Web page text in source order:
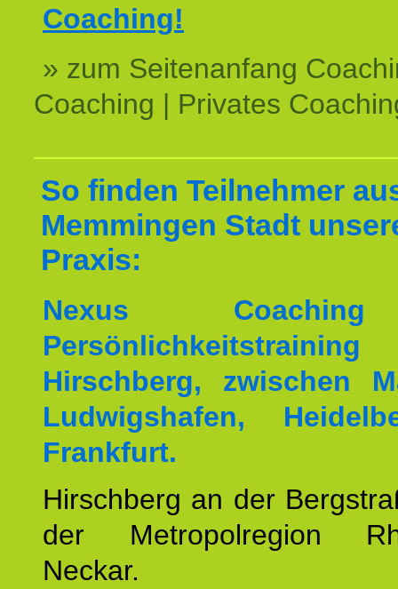
Coaching!
» zum Seitenanfang
Coaching | Privates
So finden Teilnehmer
Memmingen Stadt
Praxis:
Nexus
Hirschberg, zwischen
Ludwigshafen,
Frankfurt.
Hirschberg an der
der Metropolregion
Neckar.